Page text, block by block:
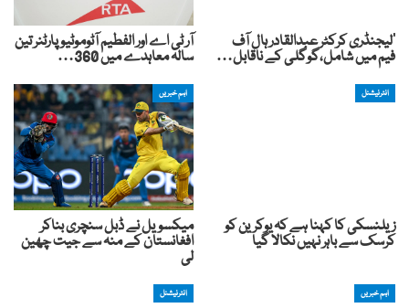
’لیجنڈری کرکٹر عبدالقادر ہال آف
فیم میں شامل،گوگلی کے ناقابل…
آر ٹی اے اور الفطیم آٹوموٹیو پارٹنر تین
سالہ معاہدے میں 360…
انٹرنیشنل
زیلنسکی کا کہنا ہے کہ یوکرین کو
کرسک سے باہر نہیں نکالا گیا
اہم خبریں
میکسویل نے ڈبل سنچری بناکر
افغانستان کے منہ سے جیت چھین
لی
اہم خبریں انٹرنیشنل